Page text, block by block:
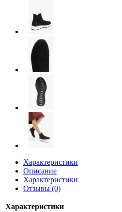
Характеристики
Описание
Характеристики
Отзывы (0)
Характеристики